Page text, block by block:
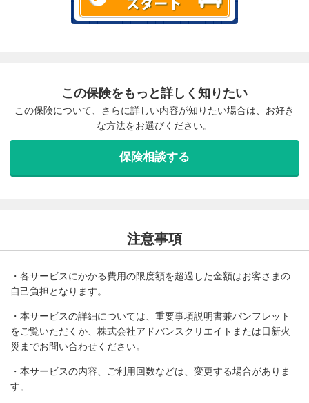
この保険をもっと詳しく知りたい
この保険について、さらに詳しい内容が知りたい場合は、お好き
な方法をお選びください。
保険相談する
注意事項
・各サービスにかかる費用の限度額を超過した金額はお客さまの
自己負担となります。
・本サービスの詳細については、重要事項説明書兼パンフレット
をご覧いただくか、株式会社アドバンスクリエイトまたは日新火
災までお問い合わせください。
・本サービスの内容、ご利用回数などは、変更する場合がありま
す。